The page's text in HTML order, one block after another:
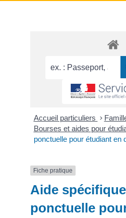
Accueil particuliers >
Bourses et aides pour
ponctuelle pour étudiant en
Fiche pratique
Aide spécifique
ponctuelle